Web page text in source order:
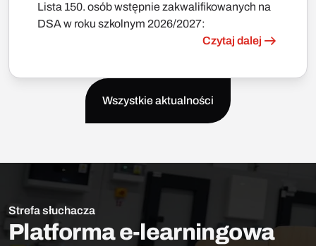
Lista 150. osób wstępnie zakwalifikowanych na
DSA w roku szkolnym 2026/2027:
Czytaj dalej
Wszystkie aktualności
Strefa słuchacza
Platforma e-learningowa